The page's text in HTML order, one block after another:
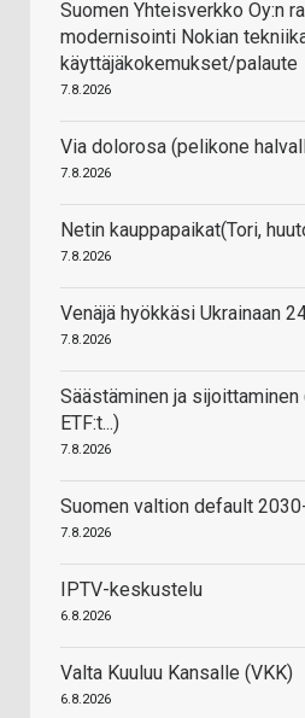
Suomen Yhteisverkko Oy:n
modernisointi Nokian
käyttäjäkokemukset/palaute
7.8.2026
Via dolorosa (pelikone
7.8.2026
Netin kauppapaikat(Tori,
7.8.2026
Venäjä hyökkäsi Ukrainaan
7.8.2026
Säästäminen ja
ETF:t...)
7.8.2026
Suomen valtion default
7.8.2026
IPTV-keskustelu
6.8.2026
Valta Kuuluu Kansalle (VKK)
6.8.2026